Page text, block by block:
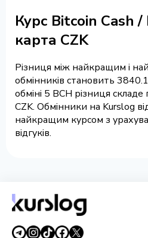
Курс Bitcoin Cash /
карта CZK
Різниця між найкращим і
обмінників становить
обміні 5 BCH різниця
CZK. Обмінники на Kurslog
найкращим курсом з
відгуків.